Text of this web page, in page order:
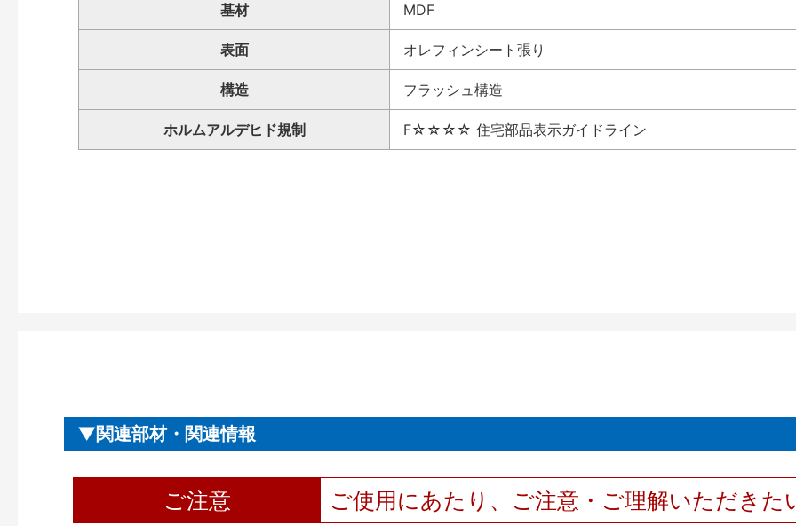
基材 MDF
表面 オレフィンシート張り
構造 フラッシュ構造
ホルムアルデヒド規制 F☆☆☆☆ 住宅部品表示ガイドライン
関連部材・関連情報
ご注意 ご使用にあたり、ご注意・ご理解いただきた